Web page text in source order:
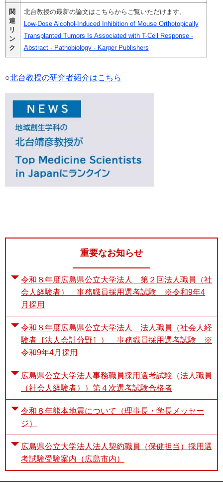
関
連
リ
ン
ク
北台教授の最新の論文はこちらからご覧いただけます。
Low-Dose Alcohol-Induced Inhibition of Mouse Orthotopically
Transplanted Tumors Is Associated with T-Cell Response -
Abstract - Pathobiology - Karger Publishers
○北台教授の研究者紹介はこちら
重要なお知らせ
令和８年度広島県公立大学法人 第２回法人職員（社
会人経験者） 事務職員採用選考試験 ※令和9年4
月採用
令和８年度広島県公立大学法人 法人職員（社会人経
験者［法人会計分野］） 事務職員採用選考試験 ※
令和9年4月採用
広島県公立大学法人事務職員採用選考試験（法人職員
（社会人経験者））第４次選考試験合格者
令和８年熊本地震について（理事長・学長メッセー
ジ）
広島県公立大学法人法人契約職員（保健担当）採用選
考試験受験案内（広島市内）